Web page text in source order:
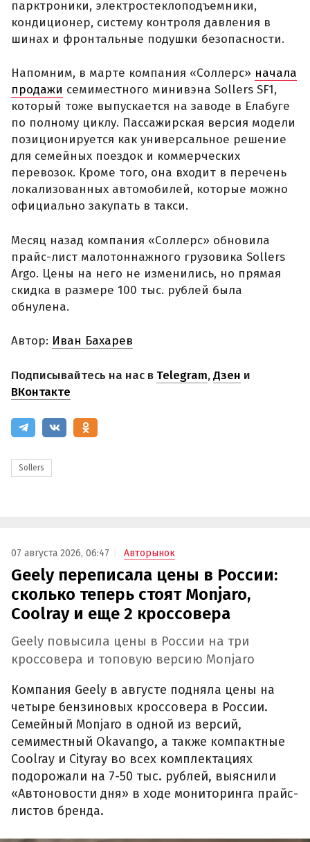
парктроники, электростеклоподъемники,
кондиционер, систему контроля давления в
шинах и фронтальные подушки безопасности.
Напомним, в марте компания «Соллерс» начала
продажи семиместного минивэна Sollers SF1,
который тоже выпускается на заводе в Елабуге
по полному циклу. Пассажирская версия модели
позиционируется как универсальное решение
для семейных поездок и коммерческих
перевозок. Кроме того, она входит в перечень
локализованных автомобилей, которые можно
официально закупать в такси.
Месяц назад компания «Соллерс» обновила
прайс-лист малотоннажного грузовика Sollers
Argo. Цены на него не изменились, но прямая
скидка в размере 100 тыс. рублей была
обнулена.
Автор: Иван Бахарев
Подписывайтесь на нас в Telegram,Дзен и
ВКонтакте
Sollers
07 августа 2026, 06:47 Авторынок
Geely переписала цены в России:
сколько теперь стоят Monjaro,
Coolray и еще 2 кроссовера
Geely повысила цены в России на три
кроссовера и топовую версию Monjaro
Компания Geely в августе подняла цены на
четыре бензиновых кроссовера в России.
Семейный Monjaro в одной из версий,
семиместный Okavango, а также компактные
Coolray и Cityray во всех комплектациях
подорожали на 7-50 тыс. рублей, выяснили
«Автоновости дня» в ходе мониторинга прайс-
листов бренда.